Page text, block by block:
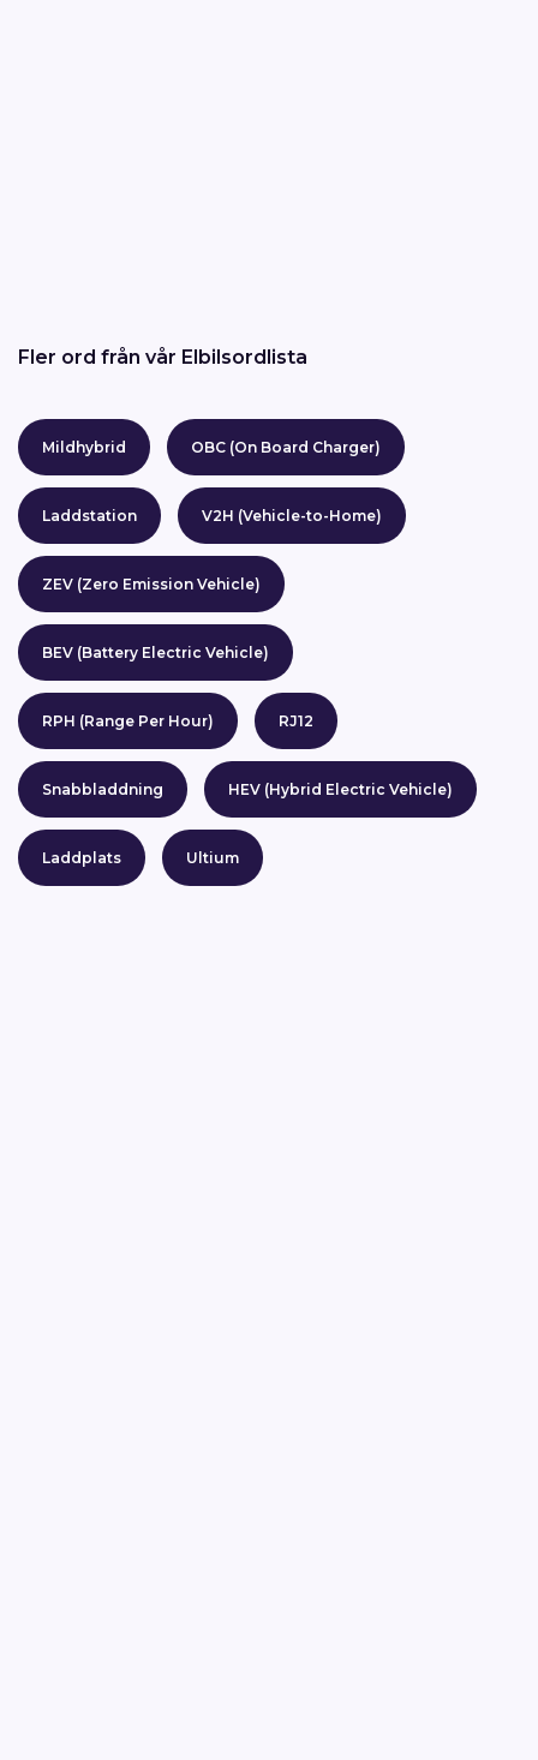
Fler ord från vår Elbilsordlista
Mildhybrid OBC (On Board Charger)
Laddstation V2H (Vehicle-to-Home)
ZEV (Zero Emission Vehicle)
BEV (Battery Electric Vehicle)
RPH (Range Per Hour) RJ12
Snabbladdning HEV (Hybrid Electric Vehicle)
Laddplats Ultium